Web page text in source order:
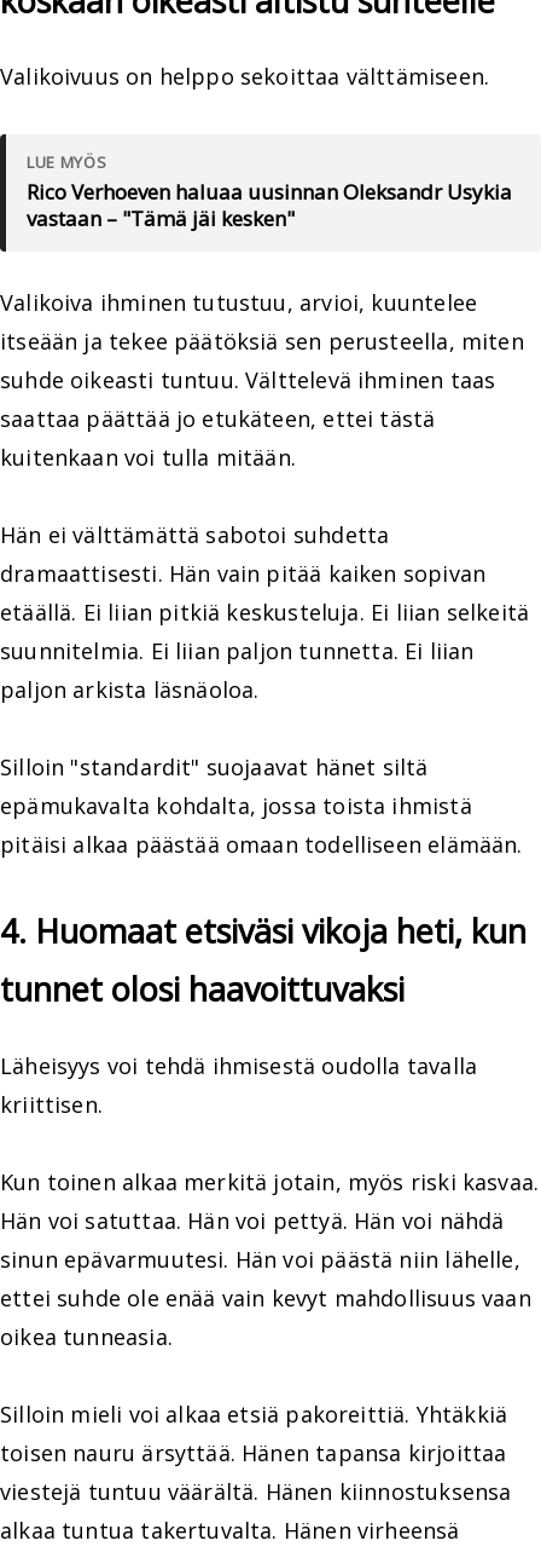
Valikoivuus on helppo sekoittaa välttämiseen.
LUE MYÖS
Rico Verhoeven haluaa uusinnan Oleksandr Usykia
vastaan – "Tämä jäi kesken"
Valikoiva ihminen tutustuu, arvioi, kuuntelee
itseään ja tekee päätöksiä sen perusteella, miten
suhde oikeasti tuntuu. Välttelevä ihminen taas
saattaa päättää jo etukäteen, ettei tästä
kuitenkaan voi tulla mitään.
Hän ei välttämättä sabotoi suhdetta
dramaattisesti. Hän vain pitää kaiken sopivan
etäällä. Ei liian pitkiä keskusteluja. Ei liian selkeitä
suunnitelmia. Ei liian paljon tunnetta. Ei liian
paljon arkista läsnäoloa.
Silloin "standardit" suojaavat hänet siltä
epämukavalta kohdalta, jossa toista ihmistä
pitäisi alkaa päästää omaan todelliseen elämään.
4. Huomaat etsiväsi vikoja heti, kun
tunnet olosi haavoittuvaksi
Läheisyys voi tehdä ihmisestä oudolla tavalla
kriittisen.
Kun toinen alkaa merkitä jotain, myös riski kasvaa.
Hän voi satuttaa. Hän voi pettyä. Hän voi nähdä
sinun epävarmuutesi. Hän voi päästä niin lähelle,
ettei suhde ole enää vain kevyt mahdollisuus vaan
oikea tunneasia.
Silloin mieli voi alkaa etsiä pakoreittiä. Yhtäkkiä
toisen nauru ärsyttää. Hänen tapansa kirjoittaa
viestejä tuntuu väärältä. Hänen kiinnostuksensa
alkaa tuntua takertuvalta. Hänen virheensä